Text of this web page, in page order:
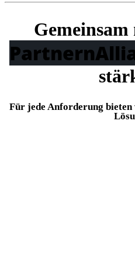
Partnern
Für jede Anforderung bieten